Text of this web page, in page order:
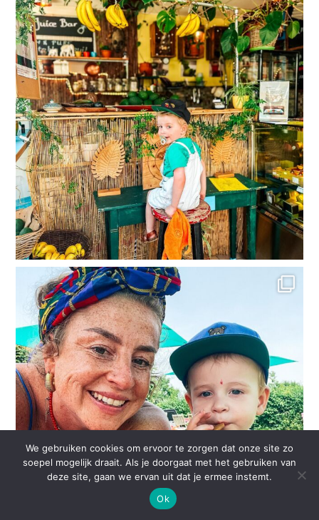
We gebruiken cookies om ervoor te zorgen dat onze site zo
soepel mogelijk draait. Als je doorgaat met het gebruiken van
deze site, gaan we ervan uit dat je ermee instemt.
Ok